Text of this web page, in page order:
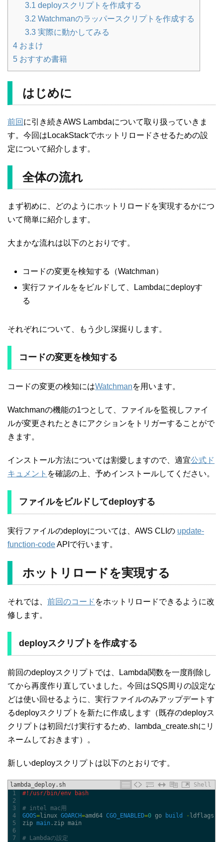
3.1 deployスクリプトを作成する
3.2 Watchmanのラッパースクリプトを作成する
3.3 実際に動かしてみる
4 おまけ
5 おすすめ書籍
はじめに
前回 に引き続きAWS Lambdaについて取り扱っていきま
す。今回はLocakStackでホットリロードさせるための設
定について紹介します。
全体の流れ
まず初めに、どのようにホットリロードを実現するかにつ
いて簡単に紹介します。
大まかな流れは以下のとおりです。
コードの変更を検知する（Watchman）
実行ファイルををビルドして、Lambdaにdeployす
る
それぞれについて、もう少し深掘りします。
コードの変更を検知する
コードの変更の検知にはWatchmanを用います。
Watchmanの機能の1つとして、ファイルを監視しファイ
ルが変更されたときにアクションをトリガーすることがで
きます。
インストール方法については割愛しますので、適宜公式ド
キュメント を確認の上、予めインストールしてください。
ファイルをビルドしてdeployする
実行ファイルのdeployについては、AWS CLIの update-
function-codeAPIで行います。
ホットリロードを実現する
それでは、 前回のコード をホットリロードできるように改
修します。
deployスクリプトを作成する
前回のdeployスクリプトでは、Lambda関数を一度削除し
てから再度作り直していました。今回はSQS周りの設定な
どは使い回せるように、実行ファイルのみアップデートす
るdeployスクリプトを新たに作成します（既存のdeployス
クリプトは初回だけ実行するため、lambda_create.shにリ
ネームしておきます）。
新しいdeployスクリプトは以下のとおりです。
lambda_deploy.sh
Shell
1
2
3
4
5
6
7
#!/usr/bin/env bash
# intel mac用
GOOS=linux GOARCH=amd64 CGO_ENABLED=0 go build - ldflags
zip main .zip main
# Lambdaの設定